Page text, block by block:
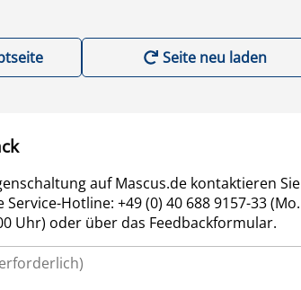
Seite neu laden
auf Mascus.de kontaktieren Sie
Hotline: +49 (0) 40 688 9157-33 (Mo.
Uhr) oder über das Feedbackformular.